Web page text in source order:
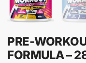
PRE-
FORMULA –